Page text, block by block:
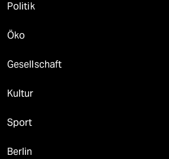
Politik
Öko
Gesellschaft
Kultur
Sport
Berlin